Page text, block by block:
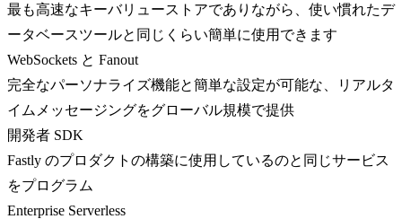
最も高速なキーバリューストアでありながら、使い慣れたデ
ータベースツールと同じくらい簡単に使用できます
WebSockets と Fanout
完全なパーソナライズ機能と簡単な設定が可能な、リアルタ
イムメッセージングをグローバル規模で提供
開発者 SDK
Fastly のプロダクトの構築に使用しているのと同じサービス
をプログラム
Enterprise Serverless